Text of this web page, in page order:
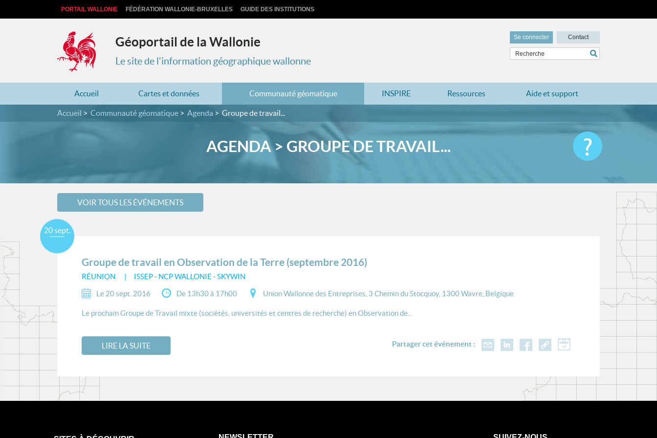
PORTAIL WALLONIE FÉDÉRATION WALLONIE-BRUXELLES GUIDE DES INSTITUTIONS
Géoportail de la Wallonie
Le site de l'information géographique wallonne
Se connecter Contact
Accueil Cartes et données Communauté géomatique INSPIRE Ressources Aide et support
Accueil Communauté géomatique Agenda Groupe de travail...
AGENDA > GROUPE DE TRAVAIL...
VOIR TOUS LES ÉVÉNEMENTS
Groupe de travail en Observation de la Terre (septembre 2016)
RÉUNION ISSEP - NCP WALLONIE - SKYWIN
20 sept.
Le 20 sept. 2016 De 13h30 à 17h00 Union Wallonne des Entreprises, 3 Chemin du Stocquoy, 1300 Wavre, Belgique
Le prochain Groupe de Travail mixte (sociétés, universités et centres de recherche) en Observation de...
LIRE LA SUITE Partager cet événement :